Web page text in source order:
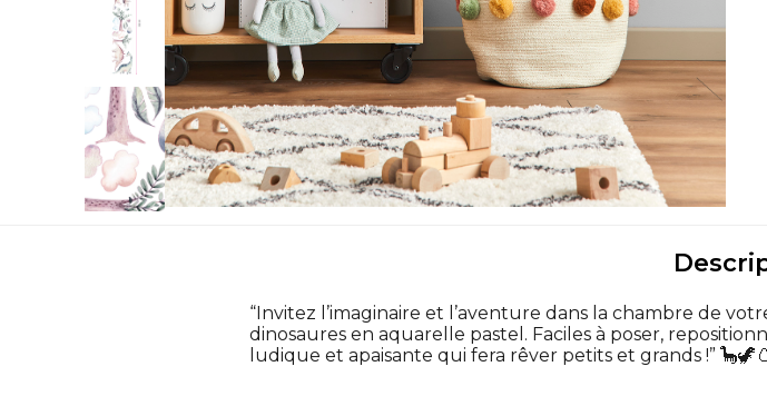
“Invitez l’imaginaire et l’aventure dans la chambre de
dinosaures en aquarelle pastel. Faciles à poser,
ludique et apaisante qui fera rêver petits et grands !”